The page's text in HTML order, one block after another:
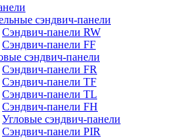
сэндвич-панели
Сэндвич-панели RW
Сэндвич-панели FF
сэндвич-панели
Сэндвич-панели FR
Сэндвич-панели TF
Сэндвич-панели TL
Сэндвич-панели FH
Угловые сэндвич-панели
Сэндвич-панели PIR